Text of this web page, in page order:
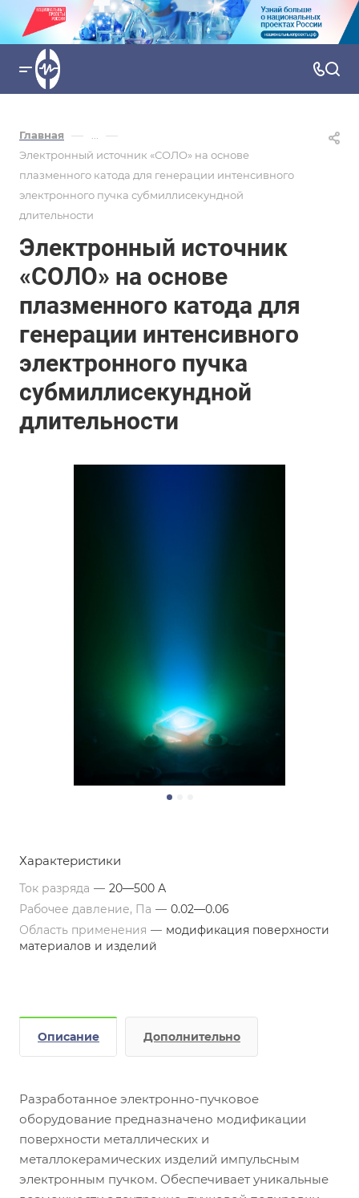
Главная — ... —
Электронный источник «СОЛО» на основе
плазменного катода для генерации интенсивного
электронного пучка субмиллисекундной
длительности
Электронный источник
«СОЛО» на основе
плазменного катода для
генерации интенсивного
электронного пучка
субмиллисекундной
длительности
Характеристики
Ток разряда — 20—500 А
Рабочее давление, Па — 0.02—0.06
Область применения — модификация поверхности
материалов и изделий
Описание Дополнительно
Разработанное электронно-пучковое
оборудование предназначено модификации
поверхности металлических и
металлокерамических изделий импульсным
электронным пучком. Обеспечивает уникальные